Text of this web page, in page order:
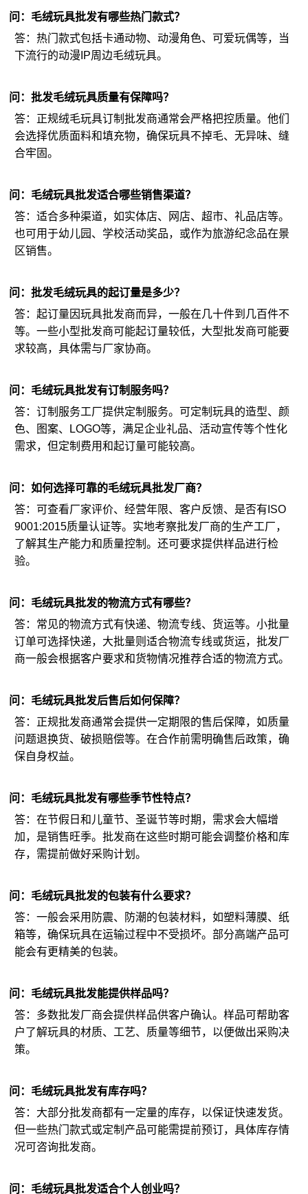
问：毛绒玩具批发有哪些热门款式？
答：热门款式包括卡通动物、动漫角色、可爱玩偶等，当
下流行的动漫IP周边毛绒玩具。
问：批发毛绒玩具质量有保障吗？
答：正规绒毛玩具订制批发商通常会严格把控质量。他们
会选择优质面料和填充物，确保玩具不掉毛、无异味、缝
合牢固。
问：毛绒玩具批发适合哪些销售渠道？
答：适合多种渠道，如实体店、网店、超市、礼品店等。
也可用于幼儿园、学校活动奖品，或作为旅游纪念品在景
区销售。
问：批发毛绒玩具的起订量是多少？
答：起订量因玩具批发商而异，一般在几十件到几百件不
等。一些小型批发商可能起订量较低，大型批发商可能要
求较高，具体需与厂家协商。
问：毛绒玩具批发有订制服务吗？
答：订制服务工厂提供定制服务。可定制玩具的造型、颜
色、图案、LOGO等，满足企业礼品、活动宣传等个性化
需求，但定制费用和起订量可能较高。
问：如何选择可靠的毛绒玩具批发厂商？
答：可查看厂家评价、经营年限、客户反馈、是否有ISO
9001:2015质量认证等。实地考察批发厂商的生产工厂，
了解其生产能力和质量控制。还可要求提供样品进行检
验。
问：毛绒玩具批发的物流方式有哪些？
答：常见的物流方式有快递、物流专线、货运等。小批量
订单可选择快递，大批量则适合物流专线或货运，批发厂
商一般会根据客户要求和货物情况推荐合适的物流方式。
问：毛绒玩具批发后售后如何保障？
答：正规批发商通常会提供一定期限的售后保障，如质量
问题退换货、破损赔偿等。在合作前需明确售后政策，确
保自身权益。
问：毛绒玩具批发有哪些季节性特点？
答：在节假日和儿童节、圣诞节等时期，需求会大幅增
加，是销售旺季。批发商在这些时期可能会调整价格和库
存，需提前做好采购计划。
问：毛绒玩具批发的包装有什么要求？
答：一般会采用防震、防潮的包装材料，如塑料薄膜、纸
箱等，确保玩具在运输过程中不受损坏。部分高端产品可
能会有更精美的包装。
问：毛绒玩具批发能提供样品吗？
答：多数批发厂商会提供样品供客户确认。样品可帮助客
户了解玩具的材质、工艺、质量等细节，以便做出采购决
策。
问：毛绒玩具批发有库存吗？
答：大部分批发商都有一定量的库存，以保证快速发货。
但一些热门款式或定制产品可能需提前预订，具体库存情
况可咨询批发商。
问：毛绒玩具批发适合个人创业吗？